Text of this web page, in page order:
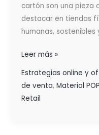
cartón son una pieza
destacar en tiendas
humanas, sostenibles
Leer más »
Estrategias online y
de venta, Material
Retail